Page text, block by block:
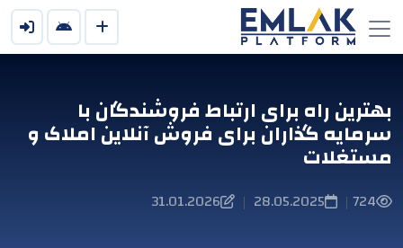
بهترین راه برای ارتباط فروشندگان با
سرمایه گذاران برای فروش آنلاین املاک و
مستغلات
724
|
28.05.2025
|
31.01.2026